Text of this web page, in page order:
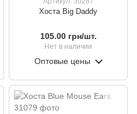
Хоста Big Daddy
105.00 грн/шт.
Нет в наличии
Оптовые цены